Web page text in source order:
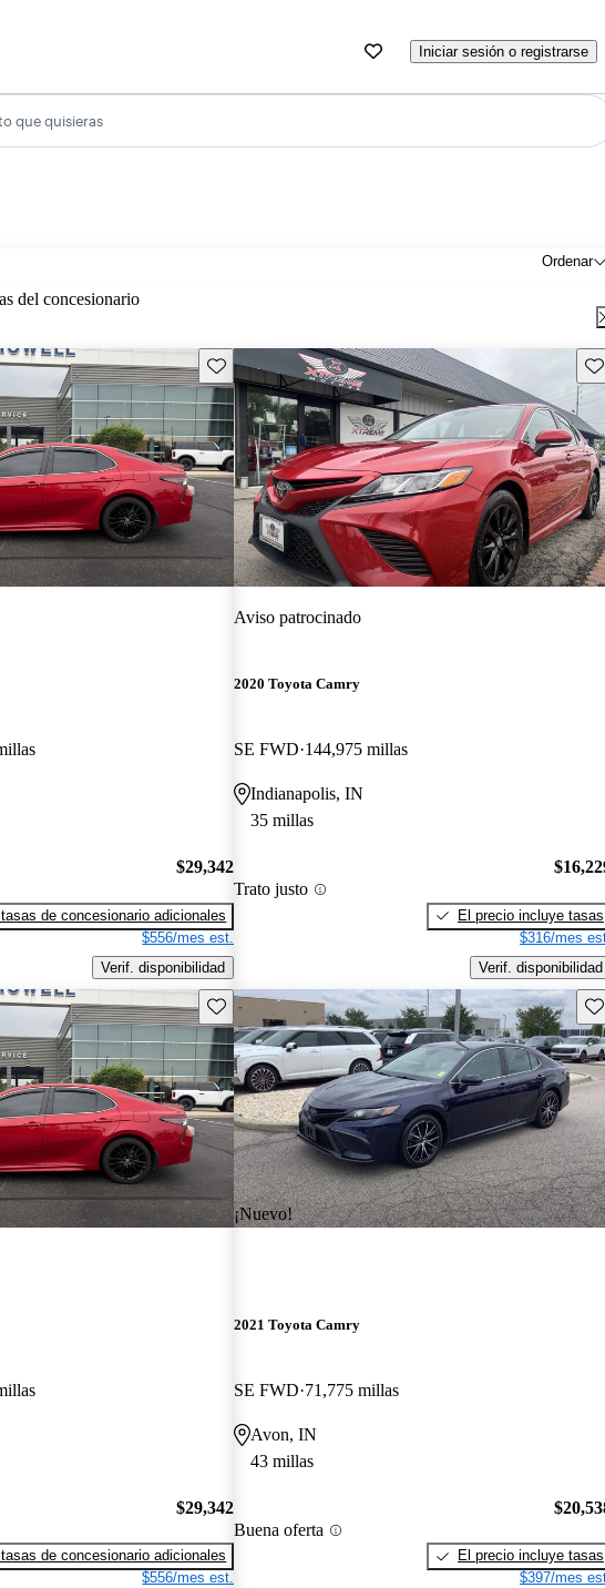
Iniciar sesión o registrarse
que quisieras
Ordenar
del concesionario
Guarda este Aviso
$29,342
de concesionario adicionales
$556/mes est.
Verif. disponibilidad
Aviso patrocinado
2020 Toyota Camry
SE FWD 144,975 millas
Indianapolis, IN
35 millas
Trato justo
El precio incluye tasas
$316/mes
Verif. disponibilidad
Guarda este Aviso
$29,342
de concesionario adicionales
$556/mes est.
¡Nuevo!
2021 Toyota Camry
SE FWD 71,775 millas
Avon, IN
43 millas
Buena oferta
El precio incluye tasas
$397/mes